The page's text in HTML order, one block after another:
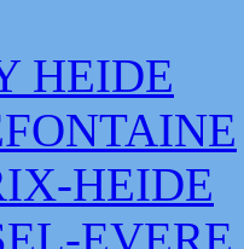
HEIDE
HEIDE